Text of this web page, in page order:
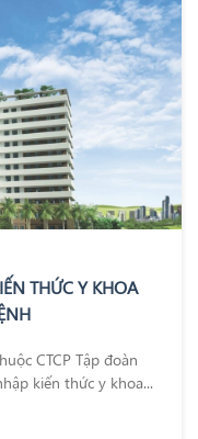
THỨC Y KHOA
CTCP Tập đoàn
kiến thức y khoa...